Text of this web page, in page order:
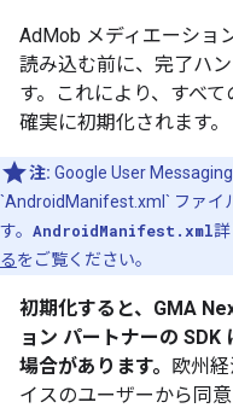
AdMob メディエーショ
読み込む前に、完了ハ
す。これにより、すべ
確実に初期化されます。
注: Google User
`AndroidManifest.xml` ファイ
す。 AndroidManifest.xml詳
るをご覧ください。
初期化すると、 GMA
ョン パートナーの SDK
場合があります。 欧州
イスのユーザーから同